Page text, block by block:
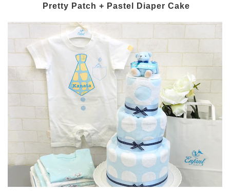
Pretty Patch + Pastel Diaper Cake